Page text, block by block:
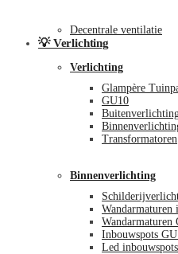
Decentrale ventilatie
💡 Verlichting
Verlichting
Glampère
GU10
Transformatoren
Binnenverlichting
Wandarmaturen
Wandarmaturen
Inbouwspots
Led inbouwspots